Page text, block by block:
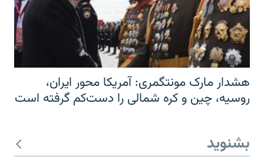
هشدار مارک مونتگمری: آمریکا محور ایران،
روسیه، چین و کره شمالی را دست‌کم گرفته است
بشنوید